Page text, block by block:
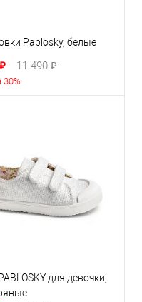
Pablosky, белые
11 490 ₽
30%
для девочки,